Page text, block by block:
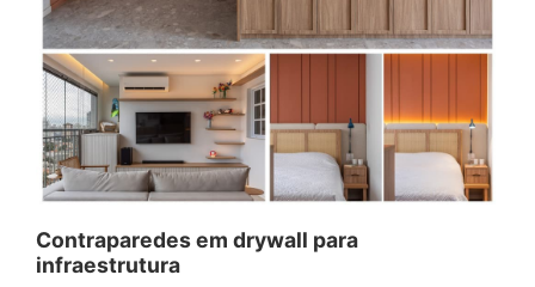
Contraparedes em drywall para
infraestrutura